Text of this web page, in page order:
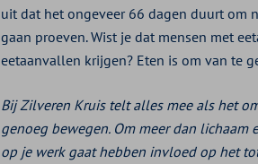
uit dat het ongeveer 66 dagen duurt om
gaan proeven. Wist je dat mensen met
eetaanvallen krijgen? Eten is om van te
Bij Zilveren Kruis telt alles mee als het
genoeg bewegen. Om meer dan
op je werk gaat hebben invloed op het